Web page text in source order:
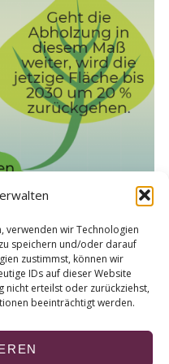
verwenden wir Technologien
speichern und/oder darauf
zustimmst, können wir
IDs auf dieser Website
nicht erteilst oder zurückziehst,
beeinträchtigt werden.